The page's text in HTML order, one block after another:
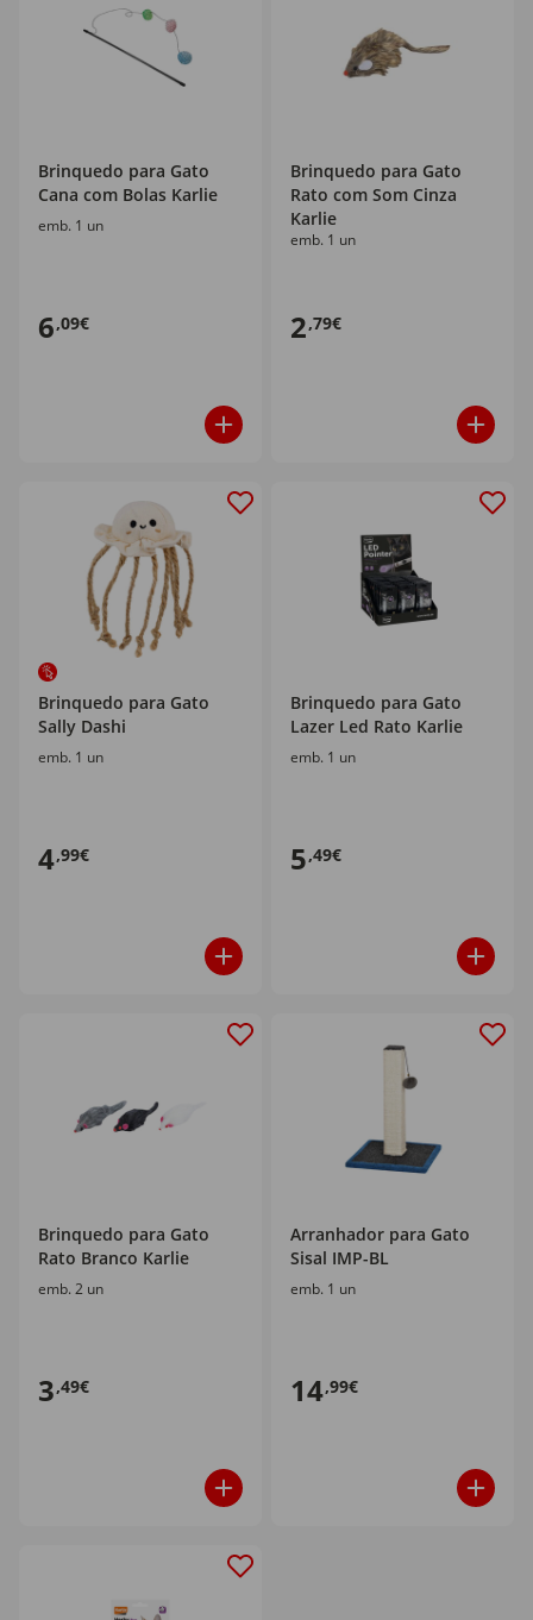
Brinquedo para Gato
Cana com Bolas Karlie
emb. 1 un
6,09€
Brinquedo para Gato
Rato com Som Cinza
Karlie
emb. 1 un
2,79€
Brinquedo para Gato
Sally Dashi
emb. 1 un
4,99€
Brinquedo para Gato
Lazer Led Rato Karlie
emb. 1 un
5,49€
Brinquedo para Gato
Rato Branco Karlie
emb. 2 un
3,49€
Arranhador para Gato
Sisal IMP-BL
emb. 1 un
14,99€